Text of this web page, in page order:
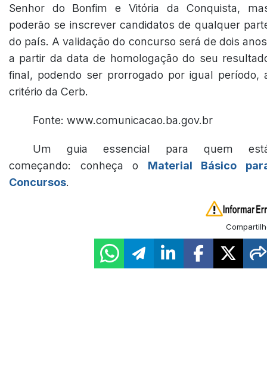
Senhor do Bonfim e Vitória da Conquista,
poderão se inscrever candidatos de qualquer
do país. A validação do concurso será de dois
a partir da data de homologação do seu
final, podendo ser prorrogado por igual período,
critério da Cerb.
Fonte: www.comunicacao.ba.gov.br
Um guia essencial para quem
começando: conheça o Material Básico
Concursos.